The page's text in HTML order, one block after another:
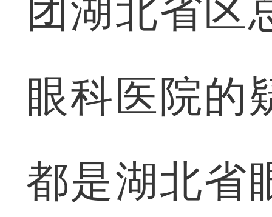
团湖北省区
眼科医院的
都是湖北省